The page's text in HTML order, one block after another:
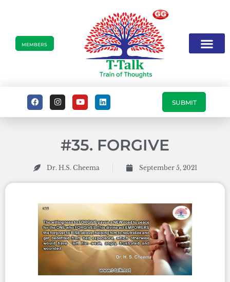
MEMBERS
SUBMIT
#35. FORGIVE
Dr. H.S. Cheema September 5, 2021